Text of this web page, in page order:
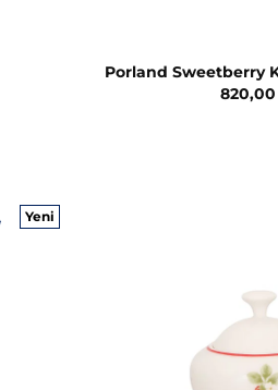
Porland Sweetberry
820,00
Yeni